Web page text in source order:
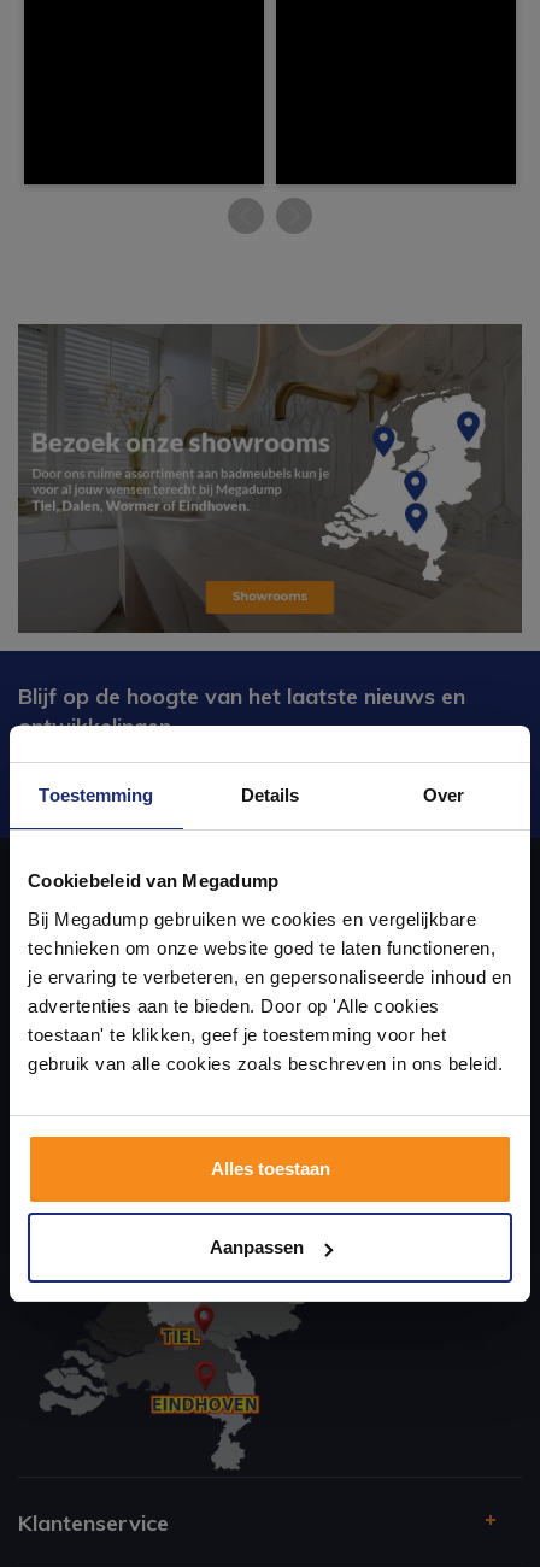
Toestemming Details Over
Cookiebeleid van Megadump
Bij Megadump gebruiken we cookies en vergelijkbare
technieken om onze website goed te laten functioneren,
je ervaring te verbeteren, en gepersonaliseerde inhoud en
advertenties aan te bieden. Door op 'Alle cookies
toestaan' te klikken, geef je toestemming voor het
gebruik van alle cookies zoals beschreven in ons beleid.
Alles toestaan
Aanpassen
Blijf op de hoogte van het laatste nieuws en
ontwikkelingen
Over ons
uw sanitair en tegelwinkel in Eindhoven waar u niet alleen in onze
showroom terecht kunt voor badkamertegels en sanitair, maar ook
via de online winkel kan bestellen!
Klantenservice
badkamers in onze 1000 m²
showroom
Laat je inspireren door 21 volledig ingerichte
badkameropstellingen – van compact tot luxe. Onze
ervaren adviseurs helpen je persoonlijk, en je vindt
tegels & sanitair direct uit voorraad. Gratis parkeren
op eigen terrein.
Kom langs en ervaar zelf het verschil!